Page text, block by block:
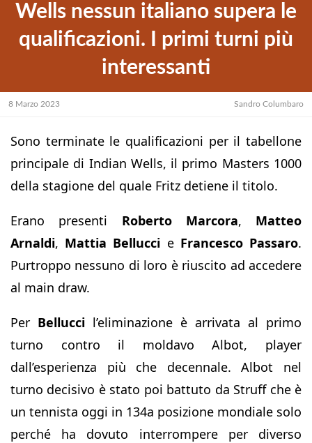
Wells nessun italiano supera le
qualificazioni. I primi turni più
interessanti
8 Marzo 2023 Sandro Columbaro
Sono terminate le qualificazioni per il tabellone
principale di Indian Wells, il primo Masters 1000
della stagione del quale Fritz detiene il titolo.
Erano presenti Roberto Marcora, Matteo
Arnaldi, Mattia Bellucci e Francesco Passaro.
Purtroppo nessuno di loro è riuscito ad accedere
al main draw.
Per Bellucci l’eliminazione è arrivata al primo
turno contro il moldavo Albot, player
dall’esperienza più che decennale. Albot nel
turno decisivo è stato poi battuto da Struff che è
un tennista oggi in 134a posizione mondiale solo
perché ha dovuto interrompere per diverso